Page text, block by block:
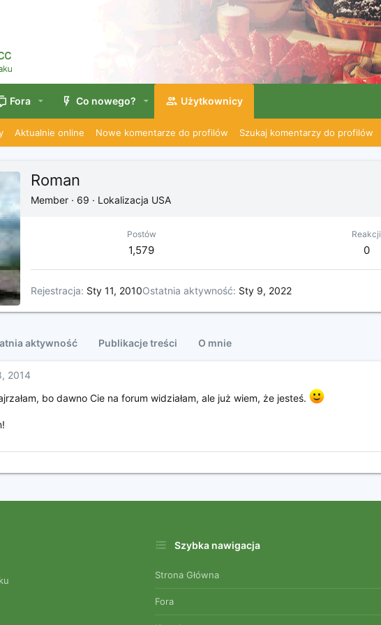
Fora Co nowego? Użytkownicy
Aktualnie online Nowe komentarze do profilów Szukaj komentarzy do profilów
Roman
Member · 69 · Lokalizacja USA
Postów
1,579
Reakcji
0
Rejestracja Sty 11, 2010Ostatnia aktywność Sty 9, 2022
aktywność Publikacje treści O mnie
2014
bo dawno Cie na forum widziałam, ale już wiem, że jesteś.
Szybka nawigacja
Strona Główna
Fora